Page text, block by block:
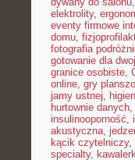
elektrolity,
eventy firmowe
domu,
fotografia
gotowanie dla
granice osobiste,
online, gry
jamy ustnej,
hurtownie danych,
insulinooporność,
akustyczna,
kącik czytelniczy,
specialty,